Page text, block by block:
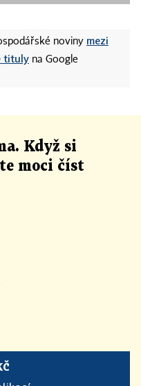
noviny mezi
tituly na Google
Když si
moci číst